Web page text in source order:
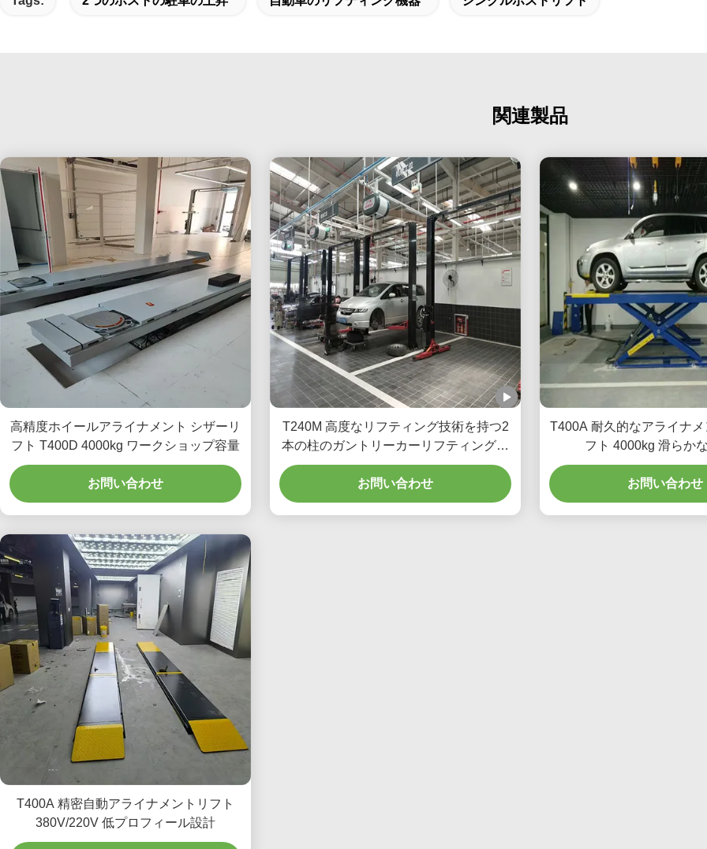
関連製品
高精度ホイールアライナメント シザーリ
フト T400D 4000kg ワークショップ容量
お問い合わせ
T240M 高度なリフティング技術を持つ2
本の柱のガントリーカーリフティング機
器
お問い合わせ
T400A 耐久的なアライナメ
フト 4000kg 滑らか
お問い合わせ
T400A 精密自動アライナメントリフト
380V/220V 低プロフィール設計